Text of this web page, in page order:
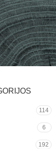
114
6
192